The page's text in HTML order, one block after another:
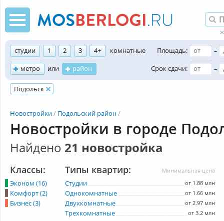
студии 1 2 3 4+
комнатные
метро
или район
Площадь:
–
Срок сдачи:
–
Подольск
Новостройки Подольский район
Новостройки в городе
Найдено 21 новостройка
Классы:
Эконом (16)
Комфорт (2)
Бизнес (3)
Минимальная цена
Типы квартир:
Студии от 1.88 млн
Однокомнатные от 1.66 млн
Двухкомнатные от 2.97 млн
Трехкомнатные от 3.2 млн